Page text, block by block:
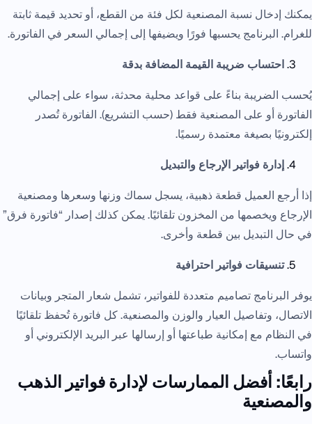
يمكنك إدخال نسبة المصنعية لكل فئة من القطع، أو تحديد قيمة ثابتة
للغرام. البرنامج يحسبها فورًا ويضيفها إلى إجمالي السعر في الفاتورة.
احتساب ضريبة القيمة المضافة بدقة
يُحسب الضريبة بناءً على قواعد محلية محدثة، سواء على إجمالي
الفاتورة أو على المصنعية فقط (حسب التشريع). الفاتورة تُصدر
إلكترونيًا بصيغة معتمدة رسميًا.
إدارة فواتير الإرجاع والتبديل
إذا أرجع العميل قطعة ذهبية، يسجل سماك وزنها وسعرها ومصنعية
الإرجاع ويخصمها من المخزون تلقائيًا. يمكن كذلك إصدار “فاتورة فرق”
في حال التبديل بين قطعة وأخرى.
تنسيقات فواتير احترافية
يوفر البرنامج تصاميم متعددة للفواتير، تشمل شعار المتجر وبيانات
الاتصال، وتفاصيل العيار والوزن والمصنعية. كل فاتورة تُحفظ تلقائيًا
في النظام مع إمكانية طباعتها أو إرسالها عبر البريد الإلكتروني أو
واتساب.
رابعًا: أفضل الممارسات لإدارة فواتير الذهب
والمصنعية